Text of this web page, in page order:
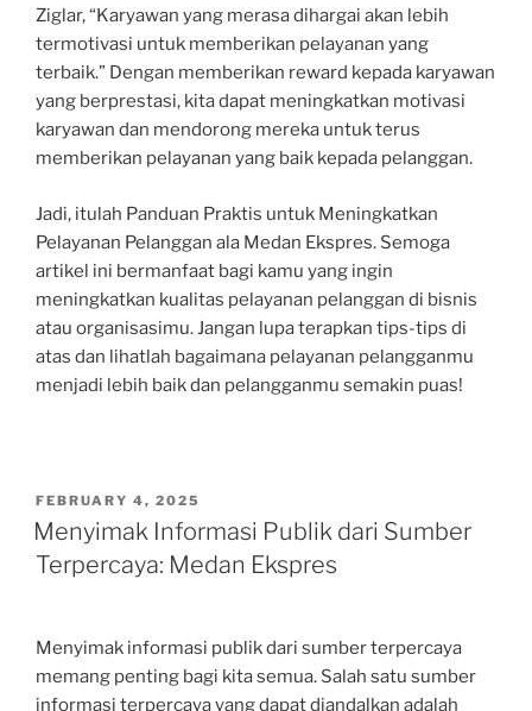
Ziglar, “Karyawan yang merasa dihargai akan lebih
termotivasi untuk memberikan pelayanan yang
terbaik.” Dengan memberikan reward kepada karyawan
yang berprestasi, kita dapat meningkatkan motivasi
karyawan dan mendorong mereka untuk terus
memberikan pelayanan yang baik kepada pelanggan.
Jadi, itulah Panduan Praktis untuk Meningkatkan
Pelayanan Pelanggan ala Medan Ekspres. Semoga
artikel ini bermanfaat bagi kamu yang ingin
meningkatkan kualitas pelayanan pelanggan di bisnis
atau organisasimu. Jangan lupa terapkan tips-tips di
atas dan lihatlah bagaimana pelayanan pelangganmu
menjadi lebih baik dan pelangganmu semakin puas!
POSTED
ON
FEBRUARY 4, 2025
Menyimak Informasi Publik dari Sumber
Terpercaya: Medan Ekspres
Menyimak informasi publik dari sumber terpercaya
memang penting bagi kita semua. Salah satu sumber
informasi terpercaya yang dapat diandalkan adalah